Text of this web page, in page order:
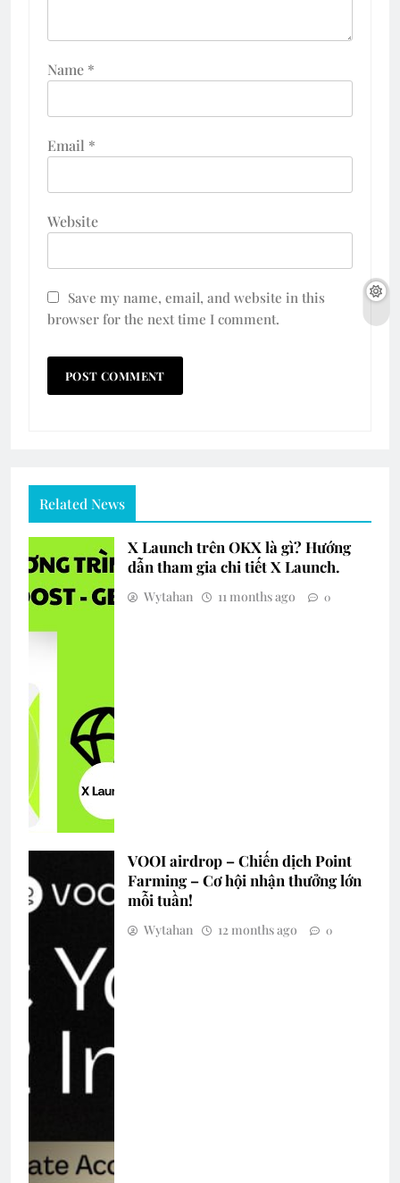
Name *
Email *
Website
Save my name, email, and website in this
browser for the next time I comment.
Related News
X Launch trên OKX là gì? Hướng
dẫn tham gia chi tiết X Launch.
Wytahan 11 months ago 0
VOOI airdrop – Chiến dịch Point
Farming – Cơ hội nhận thưởng lớn
mỗi tuần!
Wytahan 12 months ago 0